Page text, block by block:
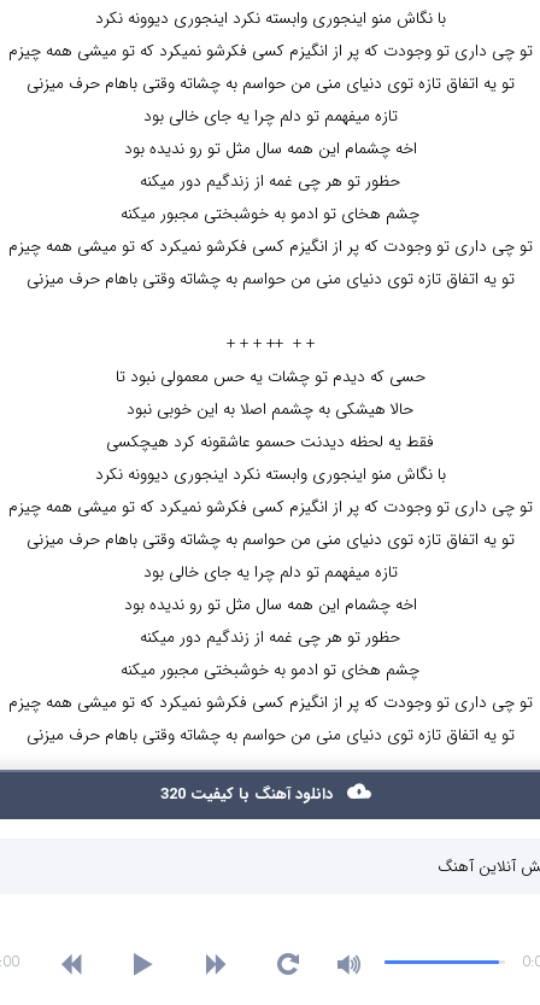
با نگاش منو اینجوری وابسته نکرد اینجوری دیوونه نکرد
تو چی داری تو وجودت که پر از انگیزم کسی فکرشو نمیکرد که تو میشی همه چیزم
تو یه اتفاق تازه توی دنیای منی من حواسم به چشاته وقتی باهام حرف میزنی
تازه میفهمم تو دلم چرا یه جای خالی بود
اخه چشمام این همه سال مثل تو رو ندیده بود
حظور تو هر چی غمه از زندگیم دور میکنه
چشم هخای تو ادمو به خوشبختی مجبور میکنه
تو چی داری تو وجودت که پر از انگیزم کسی فکرشو نمیکرد که تو میشی همه چیزم
تو یه اتفاق تازه توی دنیای منی من حواسم به چشاته وقتی باهام حرف میزنی
+ + ++ + + +
حسی که دیدم تو چشات یه حس معمولی نبود تا
حالا هیشکی به چشمم اصلا به این خوبی نبود
فقط یه لحظه دیدنت حسمو عاشقونه کرد هیچکسی
با نگاش منو اینجوری وابسته نکرد اینجوری دیوونه نکرد
تو چی داری تو وجودت که پر از انگیزم کسی فکرشو نمیکرد که تو میشی همه چیزم
تو یه اتفاق تازه توی دنیای منی من حواسم به چشاته وقتی باهام حرف میزنی
تازه میفهمم تو دلم چرا یه جای خالی بود
اخه چشمام این همه سال مثل تو رو ندیده بود
حظور تو هر چی غمه از زندگیم دور میکنه
چشم هخای تو ادمو به خوشبختی مجبور میکنه
تو چی داری تو وجودت که پر از انگیزم کسی فکرشو نمیکرد که تو میشی همه چیزم
تو یه اتفاق تازه توی دنیای منی من حواسم به چشاته وقتی باهام حرف میزنی
دانلود آهنگ با کیفیت 320
آنلاین آهنگ